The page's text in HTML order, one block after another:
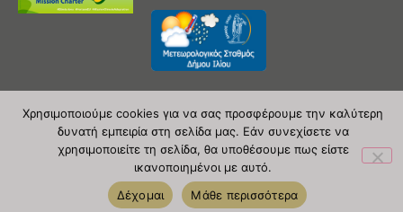
Copyright 2020 © Δήμος Ιλίου
| powered by Evolutionprojects
Χρησιμοποιούμε cookies για να σας προσφέρουμε την καλύτερη
δυνατή εμπειρία στη σελίδα μας. Εάν συνεχίσετε να
χρησιμοποιείτε τη σελίδα, θα υποθέσουμε πως είστε
ικανοποιημένοι με αυτό.
Δέχομαι
Μάθε περισσότερα